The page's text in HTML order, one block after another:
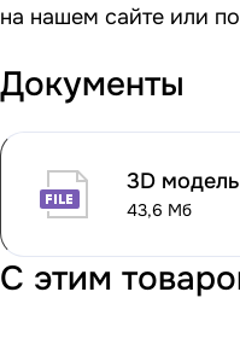
на нашем сайте или
Документы
3D модель
43,6 Мб
С этим